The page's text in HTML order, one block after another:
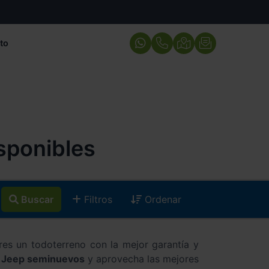
Buscar Filtros Ordenar
un todoterreno con la mejor garantía y
seminuevos y aprovecha las mejores